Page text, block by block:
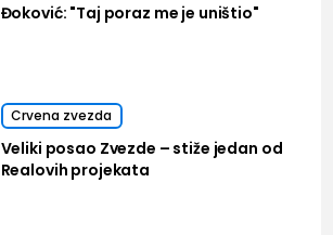
Đoković: "Taj poraz me je uništio"
Crvena zvezda
Veliki posao Zvezde – stiže jedan od
Realovih projekata